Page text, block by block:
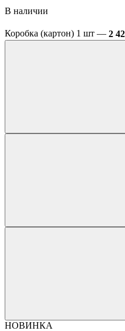
В наличии
Коробка (картон) 1 шт — 2
НОВИНКА